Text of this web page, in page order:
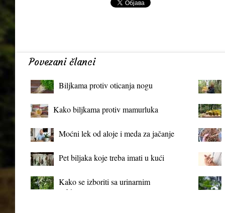
Povezani članci
Biljkama protiv oticanja nogu
Kako biljkama protiv mamurluka
Moćni lek od aloje i meda za jačanje
Pet biljaka koje treba imati u kući
Kako se izboriti sa urinarnim
infekcijama?